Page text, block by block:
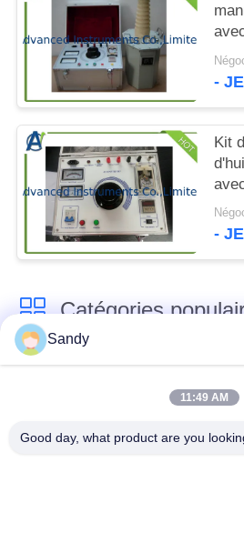
-
Kit
de
-
Catégories
Équipement de test
Équipement d'essai
Sandy
11:49 AM
Good day, what product are you